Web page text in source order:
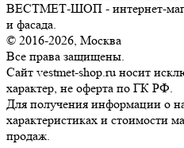
ВЕСТМЕТ-ШОП - интернет-
и фасада.
© 2016-2026, Москва
Все права защищены.
Сайт vestmet-shop.ru носит
характер, не оферта по ГК РФ.
Для получения информации о
характеристиках и стоимости
продаж.